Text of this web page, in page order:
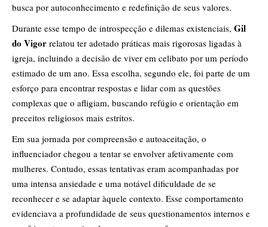
busca por autoconhecimento e redefinição de seus valores.
Durante esse tempo de introspecção e dilemas existenciais, Gil
do Vigor relatou ter adotado práticas mais rigorosas ligadas à
igreja, incluindo a decisão de viver em celibato por um período
estimado de um ano. Essa escolha, segundo ele, foi parte de um
esforço para encontrar respostas e lidar com as questões
complexas que o afligiam, buscando refúgio e orientação em
preceitos religiosos mais estritos.
Em sua jornada por compreensão e autoaceitação, o
influenciador chegou a tentar se envolver afetivamente com
mulheres. Contudo, essas tentativas eram acompanhadas por
uma intensa ansiedade e uma notável dificuldade de se
reconhecer e se adaptar àquele contexto. Esse comportamento
evidenciava a profundidade de seus questionamentos internos e